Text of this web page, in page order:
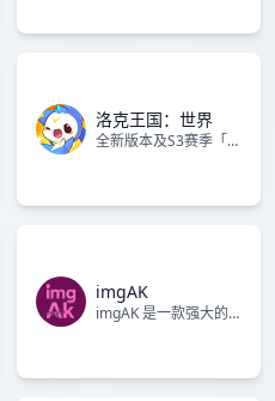
洛克王国：世界
全新版本及S3赛季「铅字幻梦」正式开启！
imgAK
imgAK 是一款强大的AI图片无损放大工具，基于先进的智能超分